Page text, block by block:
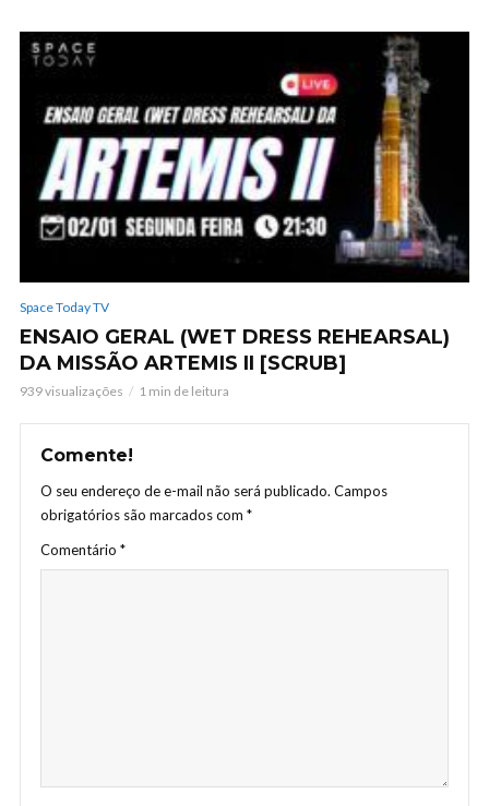
Space Today TV
ENSAIO GERAL (WET DRESS REHEARSAL)
DA MISSÃO ARTEMIS II [SCRUB]
939 visualizações 1 min de leitura
Comente!
O seu endereço de e-mail não será publicado. Campos
obrigatórios são marcados com *
Comentário *